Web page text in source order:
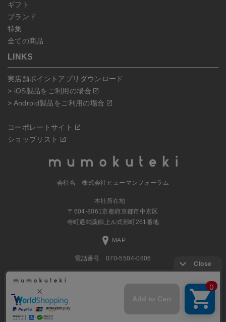
ギフト
ブランド
特集
全ての商品
LINKS
実店舗ポイントアプリダウンロード
> iOS製品をご利用の場合
> Android製品をご利用の場合
コーポレートサイト
ショップリスト
会社名 株式会社ヒューマンフォーラム
本社所在地
〒604-8061京都府京都市中京区
寺町通蛸薬師上ル式部町261番地
MAP
電話番号 070-5504-0806
営業時間 11:00～17:30（土日休業）